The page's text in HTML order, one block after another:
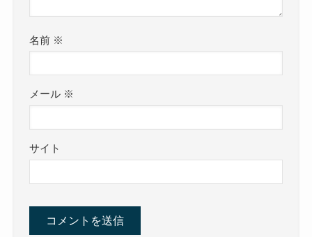
名前 ※
メール ※
サイト